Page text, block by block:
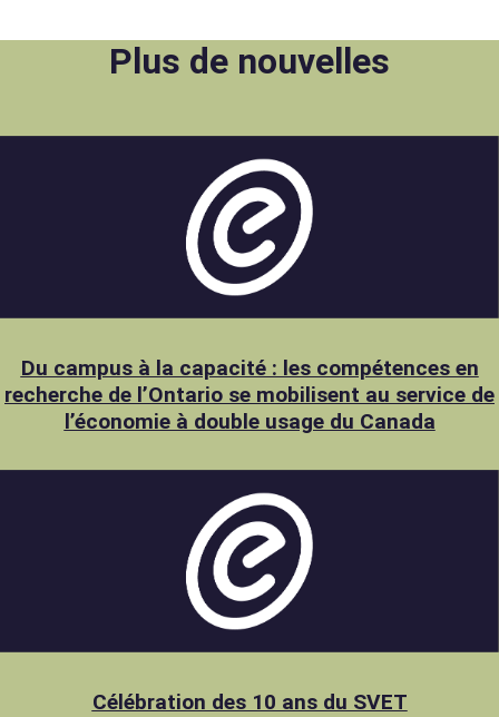
Plus de nouvelles
Du campus à la capacité : les compétences en
recherche de l’Ontario se mobilisent au service de
l’économie à double usage du Canada
Célébration des 10 ans du SVET